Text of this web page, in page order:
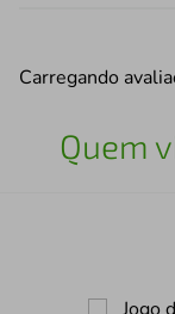
Carregando
Quem